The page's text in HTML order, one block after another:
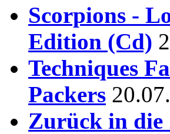
Scorpions -
Edition (Cd)
Techniques
Packers
Zurück in